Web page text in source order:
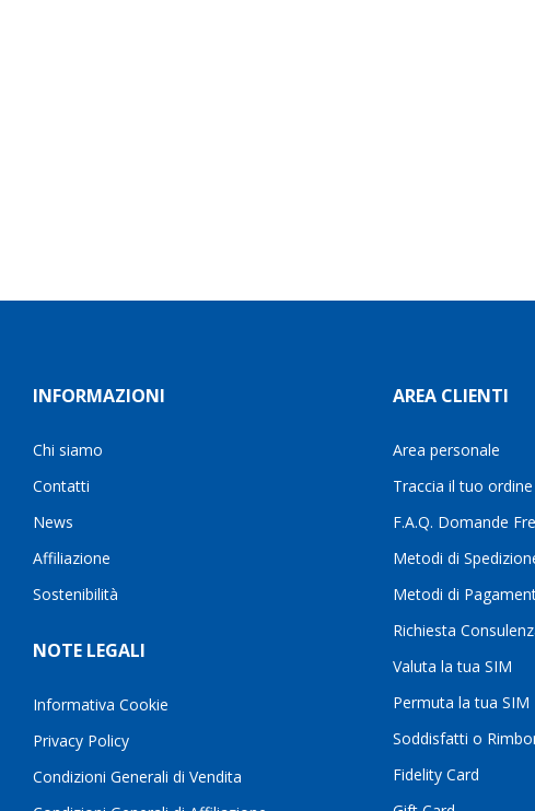
INFORMAZIONI
Chi siamo
Contatti
News
Affiliazione
Sostenibilità
NOTE LEGALI
Informativa Cookie
Privacy Policy
Condizioni Generali di Vendita
AREA CLIENTI
Area personale
Traccia il tuo ordine
F.A.Q. Domande
Metodi di
Metodi di
Richiesta
Valuta la tua SIM
Permuta la tua SIM
Soddisfatti o
Fidelity Card